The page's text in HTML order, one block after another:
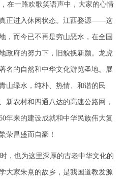
在一路欢歌笑语声中，大家的心情
正进入休闲状态。江西婺源——这
，而今已不再是穷山恶水，在全国
政府的努力下，旧貌换新颜。龙虎
名的自然和中华文化游览圣地。展
山绿水，纯朴、热情、和谐的民
新农村和四通八达的高速公路网，
年来的建设成就和中华民族伟大复
荣昌盛而自豪！
，也为这里深厚的古老中华文化的
大家朱熹的故乡，是我国道教发源